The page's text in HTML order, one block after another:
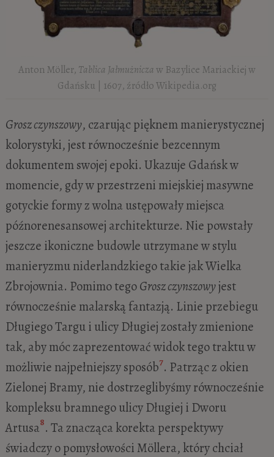
Anton Möller, Tablica Jałmużniczaw Bazylice Mariackiej w
Gdańsku | 1607, źródło Wikipedia.org
Grosz czynszowy, czarując pięknem manierystycznej
kolorystyki, jest równocześnie bezcennym
dokumentem swojej epoki. Ukazuje Gdańsk w
momencie, gdy w przestrzeni miejskiej masywne
gotyckie formy z wolna ustępowały miejsca
późnorenesansowej architekturze. Nie powstały
jeszcze ikoniczne budowle utrzymane w stylu
manieryzmu niderlandzkiego takie jak Wielka
Zbrojownia. Pomimo tegoGrosz czynszowyjest
równocześnie malarską fantazją. Linie przebiegu
Długiego Targu i ulicy Długiej zostały zmienione
tak, aby móc zaprezentować widok tego traktu w
możliwie najpełniejszy sposób7. Patrząc z okien
Zielonej Bramy, nie dostrzeglibyśmy równocześnie
kompleksu bramnego ulicy Długiej i Dworu
Artusa8. Ta znacząca korekta perspektywy
świadczy o pomysłowości Möllera, który chciał